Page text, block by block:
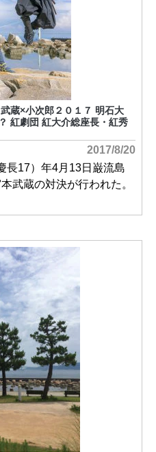
蔵×小次郎２０１７ 明石大
紅劇団 紅大介総座長・紅秀
2017/8/20
長17）年4月13日巌流島
武蔵の対決が行われた。